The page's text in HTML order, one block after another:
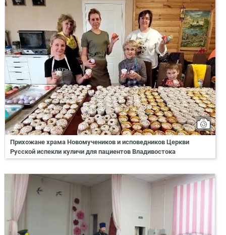
Прихожане храма Новомучеников и исповедников Церкви
Русской испекли куличи для пациентов Владивостока